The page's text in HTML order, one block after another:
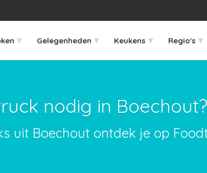
▾ Gelegenheden ▾ Keukens ▾ Regio's ▾
nodig in Boechout?
uit Boechout ontdek je op